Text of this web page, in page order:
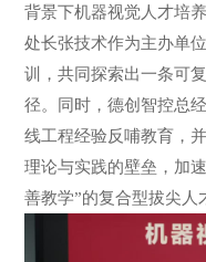
背景下机器视觉人才培
处长张技术作为主办单
训，共同探索出一条可
径。同时，德创智控总
线工程经验反哺教育，
理论与实践的壁垒，加
善教学”的复合型拔尖人